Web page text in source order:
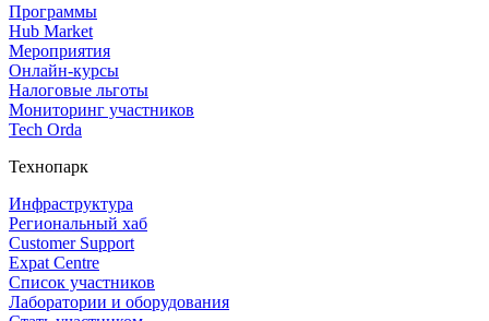
Программы
Hub Market
Мероприятия
Онлайн‑курсы
Налоговые льготы
Мониторинг участников
Tech Orda
Технопарк
Инфраструктура
Региональный хаб
Customer Support
Expat Centre
Список участников
Лаборатории и оборудования